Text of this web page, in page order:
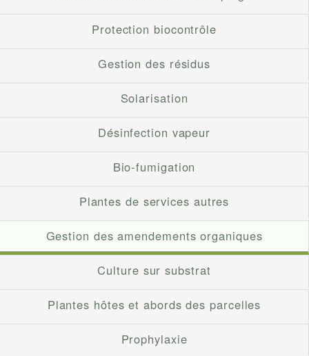
Protection biocontrôle
Gestion des résidus
Solarisation
Désinfection vapeur
Bio-fumigation
Plantes de services autres
Gestion des amendements organiques
Culture sur substrat
Plantes hôtes et abords des parcelles
Prophylaxie